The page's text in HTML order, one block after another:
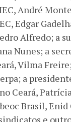
André
Edgar
Alfredo; a
Nunes; a
Vilma
a
Ceará,
Brasil, Enid